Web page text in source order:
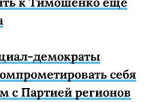
демократы
себя
с Партией регионов